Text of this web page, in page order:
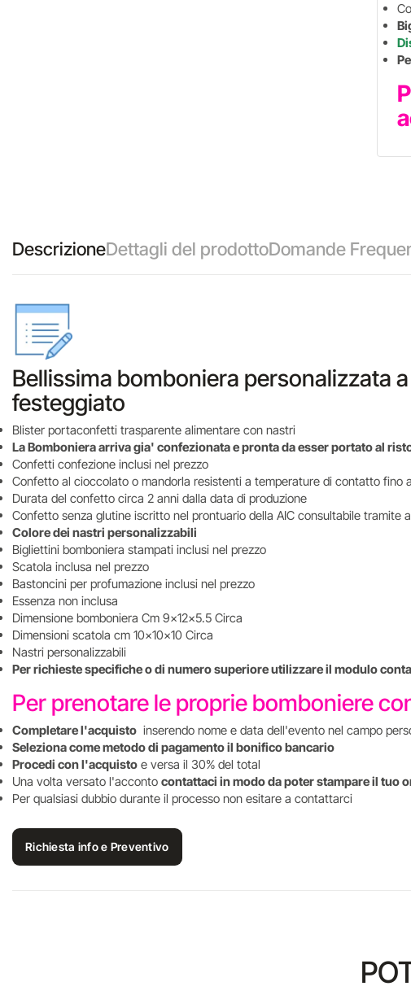
DescrizioneDettagli del prodottoDomande
Bellissima bomboniera personalizzata
festeggiato
Blister portaconfetti trasparente alimentare con nastri
La Bomboniera arriva gia' confezionata e pronta da esser portato al
Confetti confezione inclusi nel prezzo
Confetto al cioccolato o mandorla resistenti a temperature di contatto fino
Durata del confetto circa 2 anni dalla data di produzione
Confetto senza glutine iscritto nel prontuario della AIC consultabile tramite
Colore dei nastri personalizzabili
Bigliettini bomboniera stampati inclusi nel prezzo
Scatola inclusa nel prezzo
Bastoncini per profumazione inclusi nel prezzo
Essenza non inclusa
Dimensione bomboniera Cm 9x12x5.5 Circa
Dimensioni scatola cm 10x10x10 Circa
Nastri personalizzabili
Per richieste specifiche o di numero superiore utilizzare il modulo
Per prenotare le proprie bomboniere
Completare l'acquisto inserendo nome e data dell'evento nel campo
Seleziona come metodo di pagamento il bonifico bancario
Procedi con l'acquisto e versa il 30% del total
Una volta versato l'acconto contattaci in modo da poter stampare il tuo
Per qualsiasi dubbio durante il processo non esitare a contattarci
Richiesta info e Preventivo